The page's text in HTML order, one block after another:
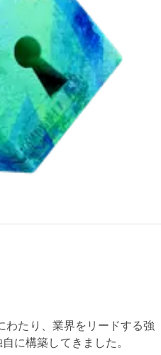
わたり、業界をリードする強
に構築してきました。